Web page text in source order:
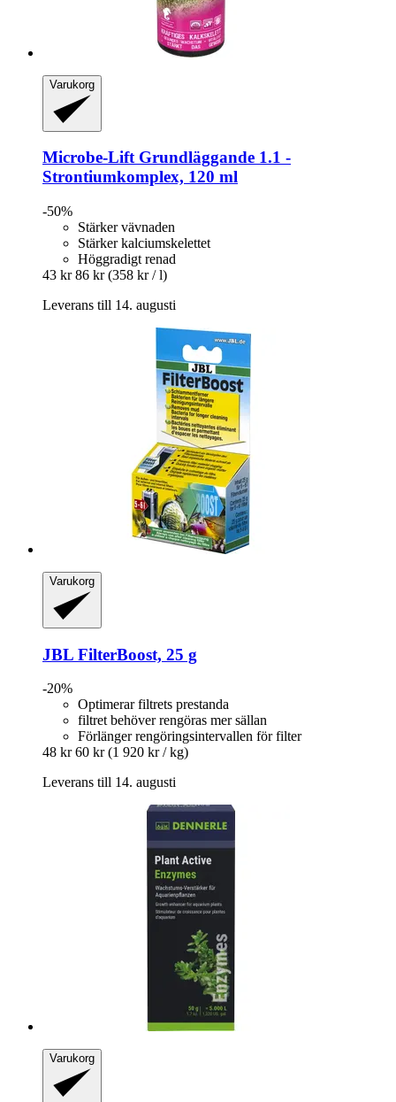
Varukorg
Microbe-LiftGrundläggande 1.1 -​
Strontiumkomplex, 120 ml
-50%
Stärker vävnaden
Stärker kalciumskelettet
Höggradigt renad
43 kr 86 kr (358 kr / l)
Leverans till 14. augusti
Varukorg
JBL FilterBoost, 25 g
-20%
Optimerar filtrets prestanda
filtret behöver rengöras mer sällan
Förlänger rengöringsintervallen för filter
48 kr 60 kr (1 920 kr / kg)
Leverans till 14. augusti
Varukorg